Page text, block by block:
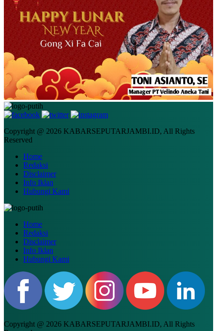
Copyright @ 2026 KABARSEPUTARJAMBI.ID, All Rights
Reserved
Home
Redaksi
Disclaimer
Info Iklan
Hubungi Kami
Home
Redaksi
Disclaimer
Info Iklan
Hubungi Kami
Copyright @ 2026 KABARSEPUTARJAMBI.ID, All Rights